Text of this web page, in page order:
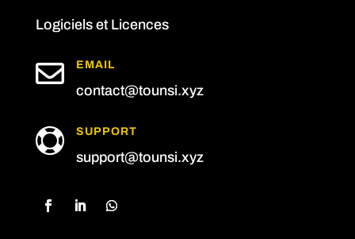
Logiciels et Licences
 EMAIL
contact@tounsi.xyz
 SUPPORT
support@tounsi.xyz